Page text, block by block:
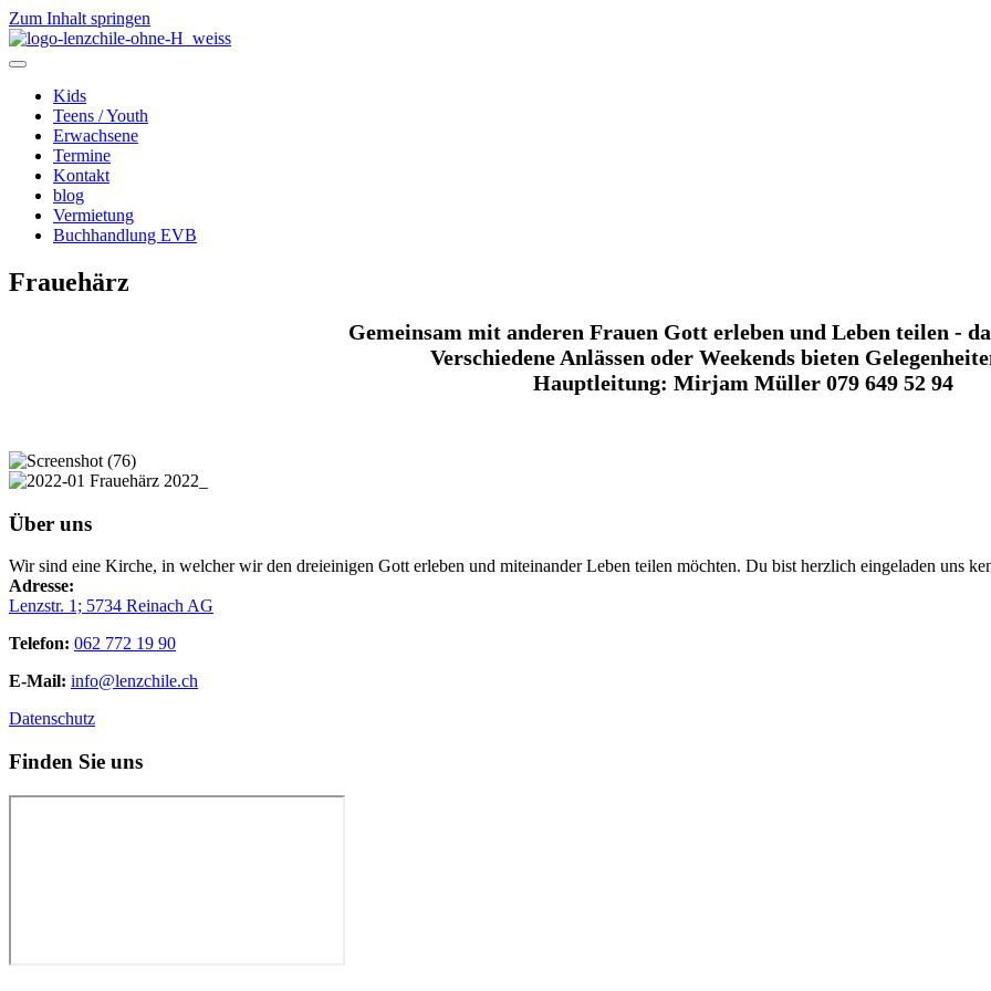
Zum Inhalt springen
Kids
Teens / Youth
Erwachsene
Termine
Kontakt
blog
Vermietung
Buchhandlung EVB
Frauehärz
Gemeinsam mit anderen Frauen Gott erleben und Leben teilen -
Verschiedene Anlässen oder Weekends bieten
Hauptleitung: Mirjam Müller 079 649 52 94
Über uns
Wir sind eine Kirche, in welcher wir den dreieinigen Gott erleben und miteinander Leben teilen möchten. Du bist herzlich eingeladen uns
Adresse:
Lenzstr. 1; 5734 Reinach AG
Telefon: 062 772 19 90
E-Mail: info@lenzchile.ch
Datenschutz
Finden Sie uns